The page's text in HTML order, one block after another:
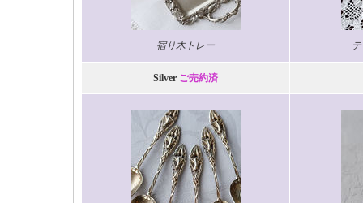
宿り木トレー
Silver ご売約済